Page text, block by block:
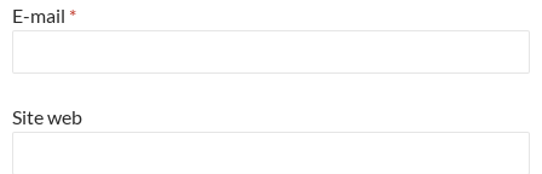
E-mail *
Site web